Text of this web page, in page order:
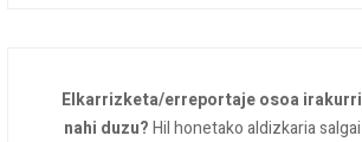
Elkarrizketa/erreportaje osoa irakurri
nahi duzu?Hil honetako aldizkaria salgai